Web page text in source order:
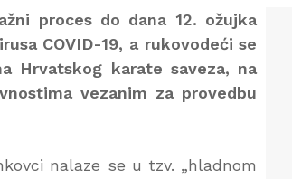
proces do dana 12. ožujka
COVID-19, a rukovodeći se
Hrvatskog karate saveza, na
vezanim za provedbu
nalaze se u tzv. „hladnom